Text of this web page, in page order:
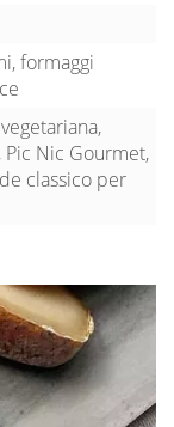
formaggi
Pic Nic Gourmet,
classico per